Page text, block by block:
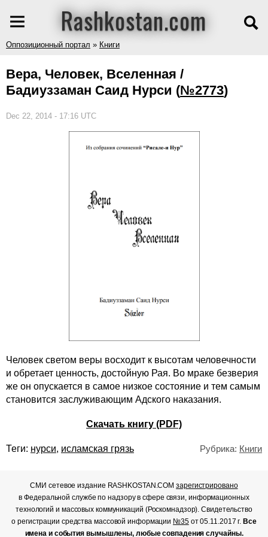
Rashkostan.com
Оппозиционный портал » Книги
Вера, Человек, Вселенная /
Бадиуззаман Саид Нурси (№2773)
Dec 22, 2014 - 17:16 UTC
Человек светом веры восходит к высотам человечности
и обретает ценность, достойную Рая. Во мраке безверия
же он опускается в самое низкое состояние и тем самым
становится заслуживающим Адского наказания.
Скачать книгу (PDF)
Теги: нурси, исламская грязь Рубрика: Книги
СМИ сетевое издание RASHKOSTAN.COMзарегистрировано
в Федеральной службе по надзору в сфере связи, информационных
технологий и массовых коммуникаций (Роскомнадзор). Свидетельство
о регистрации средства массовой информации №35от 05.11.2017 г. Все
имена и события вымышлены, любые совпадения случайны.